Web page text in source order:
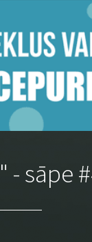
- sāpe